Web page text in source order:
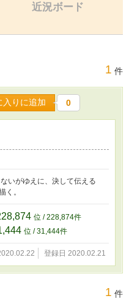
近況ボード
1 件
入りに追加 0
いがゆえに、決して伝える
く。
位 / 228,874件
位 / 31,444件
登録日 2020.02.21
1 件